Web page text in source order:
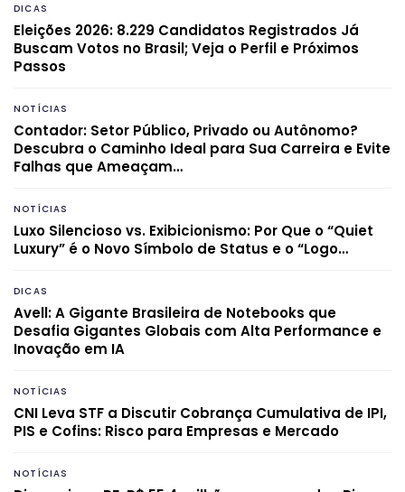
DICAS
Eleições 2026: 8.229 Candidatos Registrados Já
Buscam Votos no Brasil; Veja o Perfil e Próximos
Passos
NOTÍCIAS
Contador: Setor Público, Privado ou Autônomo?
Descubra o Caminho Ideal para Sua Carreira e Evite
Falhas que Ameaçam…
NOTÍCIAS
Luxo Silencioso vs. Exibicionismo: Por Que o “Quiet
Luxury” é o Novo Símbolo de Status e o “Logo…
DICAS
Avell: A Gigante Brasileira de Notebooks que
Desafia Gigantes Globais com Alta Performance e
Inovação em IA
NOTÍCIAS
CNI Leva STF a Discutir Cobrança Cumulativa de IPI,
PIS e Cofins: Risco para Empresas e Mercado
NOTÍCIAS